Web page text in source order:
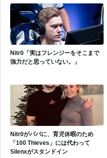
Nitr0「実はフレンジーをそこまで
強力だと思っていない。」
Nitr0がパパに、育児休暇のため
「100 Thieves」には代わって
Silenxがスタンドイン